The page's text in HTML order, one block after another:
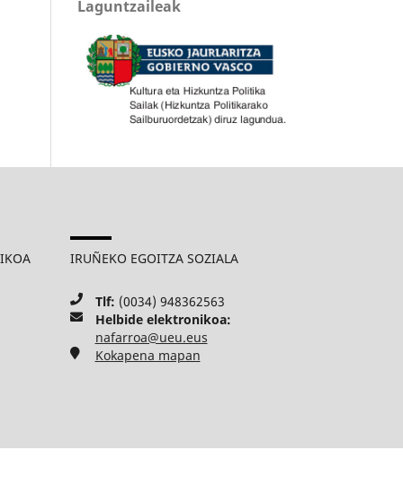
Laguntzaileak
IRUÑEKO EGOITZA SOZIALA
Tlf: (0034) 948362563
Helbide elektronikoa:
nafarroa@ueu.eus
Kokapena mapan